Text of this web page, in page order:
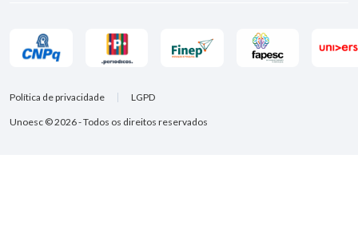
Unoesc © 2026 - Todos os direitos reservados
Política de privacidade LGPD